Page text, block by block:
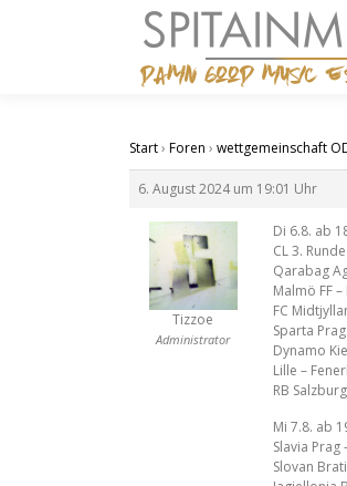
Start› Foren › wettgemeinschaft
6. August 2024 um 19:01 Uhr
Tizzoe
Administrator
Di 6.8. ab
CL 3.
Qarabag
Malmö FF
FC
Sparta
Dynamo
Lille –
RB
Mi 7.8. ab
Slavia
Slovan